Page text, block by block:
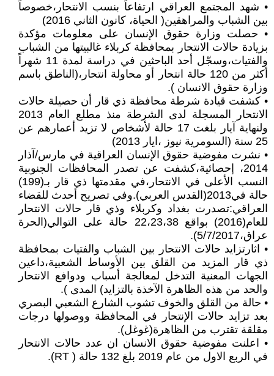
• شهد المجتمع العراقي ارتفاعاً بنسب الانتحار،خصوصاً
بين الشباب والمراهقين( الحياة، كانون الثاني 2016)
• حصلت وزارة حقوق الإنسان على معلومات مؤكدة
بزيادة حالات الانتحار بمحافظة كربلاء غالبيتها من الشباب
والفتيات،وسجّل أحد الباحثين في دراسة لمدة 11 شهراً
أكثر من 120 حالة انتحار أو محاولة انتحار،(الناطق باسم
وزارة حقوق الانسان ).
• كشفت قيادة شرطة محافظة ذي قار أن حصيلة حالات
الانتحار المسجلة لدى الشرطة منذ مطلع العام 2013
ولنهاية آيار بلغت 17 حالة لأشخاص لا تزيد أعمارهم عن
25 سنة (السومرية نيوز ،ايار 2013)
• نشرت مفوضية حقوق الإنسان العراقية في مارس/آذار
2014، إحصائية،كشفت عن تصدر المحافظات الجنوبية
النسب الأعلى في الانتحار،في مقدمتها ذي قار بـ(199)
حالة في2013(القدس العربي).وفي تصريح أحدث للقضاء
العراقي:تصدرت بغداد وكربلاء وذي قار حالات الانتحار
للعام(2016) بواقع 22،23،38 حالة على التوالي(الحرة
عراق،5/7/2017).
• اثارتزايد حالات الانتحار بين الشباب والفتيات بمحافظة
ذي قار المزيد من القلق بين الأوساط الشعبية،داعين
الجهات المعنية التدخل لمعالجة أسباب ودوافع الانتحار
والحد من هذه الظاهرة الآخذة بالتزايد) المدى ).
• حالة من القلق والخوف تشوب الشارع الشعبي البصري
بعد تزايد حالات الإنتحار في المحافظة ووصولها درجات
مقلقة تقترب من الظاهرة(غوغل).
• اعلنت مفوضية حقوق الانسان ان عدد حالات الانتحار
في الربع الاول من عام 2019 بلغ 132 حالة ( RT).